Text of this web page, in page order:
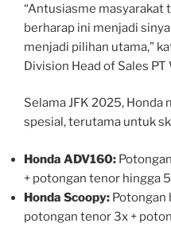
“Antusiasme masyarakat
berharap ini menjadi
menjadi pilihan utama,”
Division Head of Sales
Selama JFK 2025,
spesial, terutama untuk
Honda ADV160:
+ potongan tenor hingga
Honda Scoopy: Potongan
potongan tenor 3x +